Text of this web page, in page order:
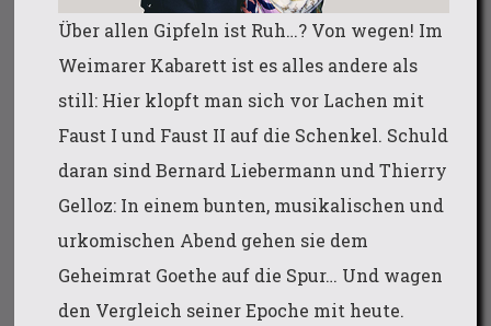
Über allen Gipfeln ist Ruh…? Von wegen! Im
Weimarer Kabarett ist es alles andere als
still: Hier klopft man sich vor Lachen mit
Faust I und Faust II auf die Schenkel. Schuld
daran sind Bernard Liebermann und Thierry
Gelloz: In einem bunten, musikalischen und
urkomischen Abend gehen sie dem
Geheimrat Goethe auf die Spur… Und wagen
den Vergleich seiner Epoche mit heute.